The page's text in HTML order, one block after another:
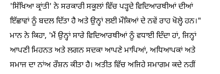
'ਸਿੱਖਿਆ ਕ੍ਰਾਂਤੀ' ਨੇ ਸਰਕਾਰੀ ਸਕੂਲਾਂ ਵਿੱਚ ਪੜ੍ਹਦੇ ਵਿਦਿਆਰਥੀਆਂ ਦੀਆਂ
ਇੱਛਾਵਾਂ ਨੂੰ ਬਦਲ ਦਿੱਤਾ ਹੈ ਅਤੇ ਉਨ੍ਹਾਂ ਲਈ ਮੌਕਿਆਂ ਦੇ ਨਵੇਂ ਰਾਹ ਖੋਲ੍ਹੇ ਹਨ।"
ਮਾਨ ਨੇ ਕਿਹਾ, 'ਮੈਂ ਉਨ੍ਹਾਂ ਸਾਰੇ ਵਿਦਿਆਰਥੀਆਂ ਨੂੰ ਵਧਾਈ ਦਿੰਦਾ ਹਾਂ, ਜਿਨ੍ਹਾਂ
ਆਪਣੀ ਮਿਹਨਤ ਅਤੇ ਲਗਨ ਸਦਕਾ ਆਪਣੇ ਮਾਪਿਆਂ, ਅਧਿਆਪਕਾਂ ਅਤੇ
ਸਮਾਜ ਦਾ ਨਾਂਅ ਰੌਸ਼ਨ ਕੀਤਾ ਹੈ। ਅਤੀਤ ਵਿੱਚ ਅਜਿਹੇ ਸਮਾਗਮ ਕਦੇ ਨਹੀਂ